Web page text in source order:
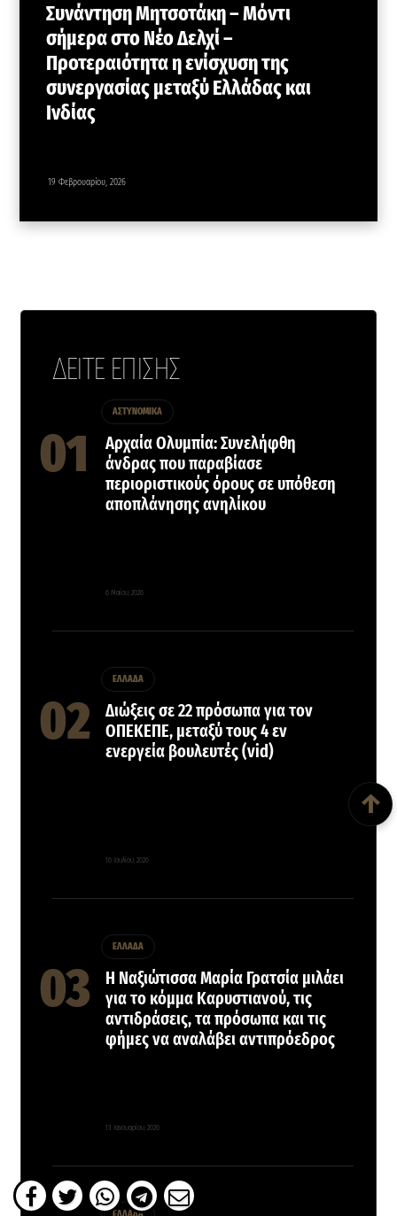
Συνάντηση Μητσοτάκη – Μόντι
σήμερα στο Νέο Δελχί –
Προτεραιότητα η ενίσχυση της
συνεργασίας μεταξύ Ελλάδας και
Ινδίας
19 Φεβρουαρίου, 2026
ΔΕΙΤΕ ΕΠΙΣΗΣ
ΑΣΤΥΝΟΜΙΚΑ
Αρχαία Ολυμπία: Συνελήφθη
άνδρας που παραβίασε
περιοριστικούς όρους σε υπόθεση
αποπλάνησης ανηλίκου
6 Μαΐου, 2026
ΕΛΛΑΔΑ
Διώξεις σε 22 πρόσωπα για τον
ΟΠΕΚEΠΕ, μεταξύ τους 4 εν
ενεργεία βουλευτές (vid)
16 Ιουλίου, 2026
ΕΛΛΑΔΑ
Η Ναξιώτισσα Μαρία Γρατσία μιλάει
για το κόμμα Καρυστιανού, τις
αντιδράσεις, τα πρόσωπα και τις
φήμες να αναλάβει αντιπρόεδρος
13 Ιανουαρίου, 2026
↑